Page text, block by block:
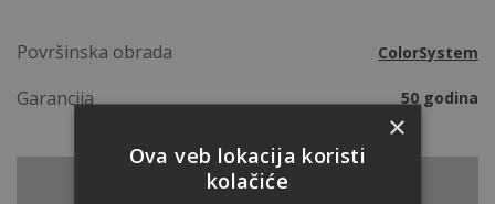
Površinska obrada ColorSystem
Garancija 50 godina
NAZAD NA CREPOVE
×
Ova veb lokacija koristi
kolačiće